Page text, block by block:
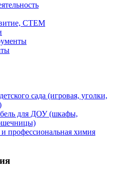
СТЕМ
сада (игровая, уголки,
для ДОУ (шкафы,
профессиональная химия